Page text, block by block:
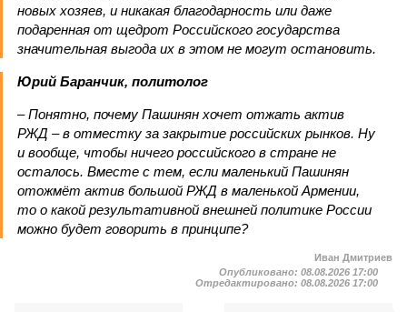
новых хозяев, и никакая благодарность или даже
подаренная от щедрот Российского государства
значительная выгода их в этом не могут остановить.
Юрий Баранчик, политолог
– Понятно, почему Пашинян хочет отжать актив
РЖД – в отместку за закрытие российских рынков. Ну
и вообще, чтобы ничего российского в стране не
осталось. Вместе с тем, если маленький Пашинян
отожмёт актив большой РЖД в маленькой Армении,
то о какой результативной внешней политике России
можно будет говорить в принципе?
Иван Дмитриев
Опубликовано: 08.08.2026 17:00
Отредактировано: 08.08.2026 17:00